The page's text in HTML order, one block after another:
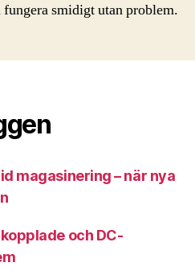
fungera smidigt utan problem.
magasinering – när nya
och DC-